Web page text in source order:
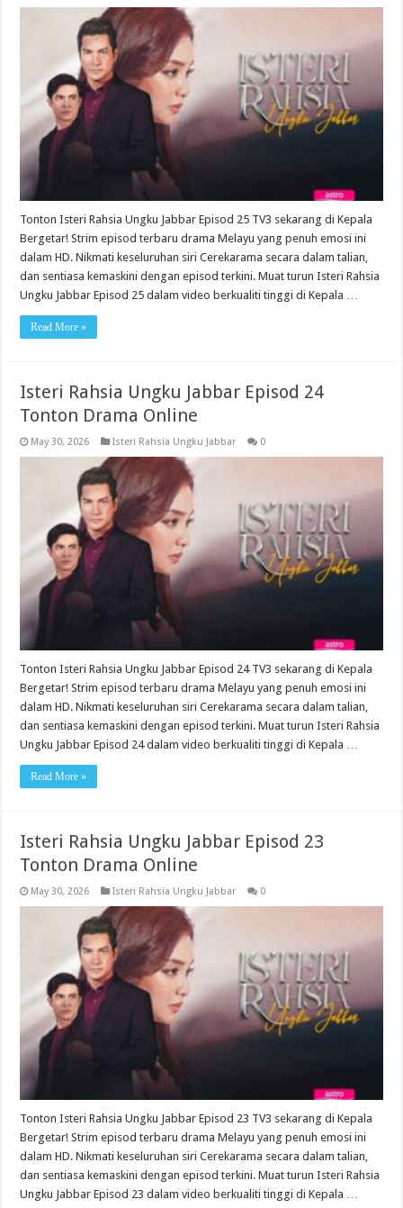
Tonton Isteri Rahsia Ungku Jabbar Episod 25 TV3 sekarang di Kepala
Bergetar! Strim episod terbaru drama Melayu yang penuh emosi ini
dalam HD. Nikmati keseluruhan siri Cerekarama secara dalam talian,
dan sentiasa kemaskini dengan episod terkini. Muat turun Isteri Rahsia
Ungku Jabbar Episod 25 dalam video berkualiti tinggi di Kepala …
Read More »
Isteri Rahsia Ungku Jabbar Episod 24
Tonton Drama Online
May 30, 2026 Isteri Rahsia Ungku Jabbar 0
Tonton Isteri Rahsia Ungku Jabbar Episod 24 TV3 sekarang di Kepala
Bergetar! Strim episod terbaru drama Melayu yang penuh emosi ini
dalam HD. Nikmati keseluruhan siri Cerekarama secara dalam talian,
dan sentiasa kemaskini dengan episod terkini. Muat turun Isteri Rahsia
Ungku Jabbar Episod 24 dalam video berkualiti tinggi di Kepala …
Read More »
Isteri Rahsia Ungku Jabbar Episod 23
Tonton Drama Online
May 30, 2026 Isteri Rahsia Ungku Jabbar 0
Tonton Isteri Rahsia Ungku Jabbar Episod 23 TV3 sekarang di Kepala
Bergetar! Strim episod terbaru drama Melayu yang penuh emosi ini
dalam HD. Nikmati keseluruhan siri Cerekarama secara dalam talian,
dan sentiasa kemaskini dengan episod terkini. Muat turun Isteri Rahsia
Ungku Jabbar Episod 23 dalam video berkualiti tinggi di Kepala …